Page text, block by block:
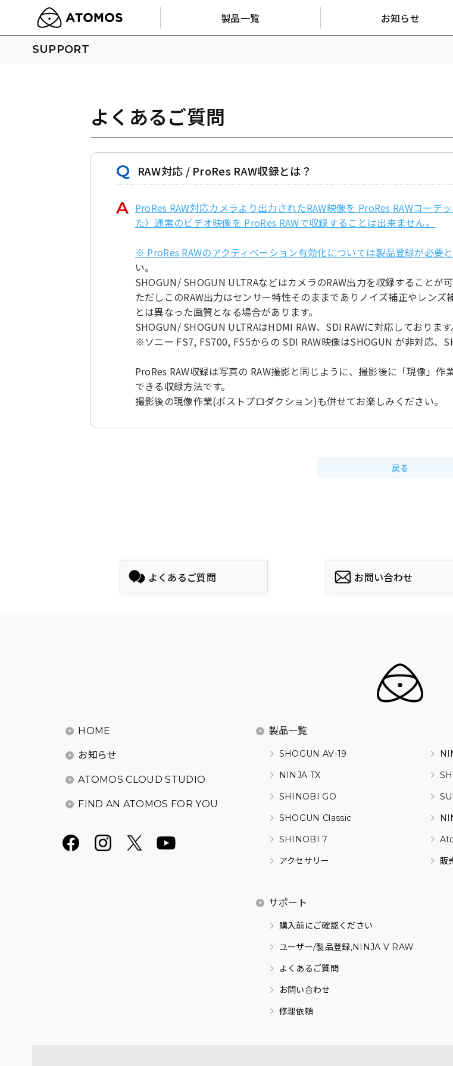
製品一覧 お知らせ
SUPPORT
よくあるご質問
RAW対応 / ProRes RAW収録とは？
ProRes RAW対応カメラより出力されたRAW映像を ProRes RAWコーデ
た）通常のビデオ映像を ProRes RAWで収録することは出来ません。
※ ProRes RAWのアクティベーション有効化については製品登録が必要
い。
SHOGUN/ SHOGUN ULTRAなどはカメラのRAW出力を収録することが可
ただしこのRAW出力はセンサー特性そのままでありノイズ補正やレン
とは異なった画質となる場合があります。
SHOGUN/ SHOGUN ULTRAはHDMI RAW、SDI RAWに対応しております
※ソニー FS7, FS700, FS5からの SDI RAW映像はSHOGUN が非対応、
ProRes RAW収録は写真の RAW撮影と同じように、撮影後に「現像」
できる収録方法です。
撮影後の現像作業(ポストプロダクション)も併せてお楽しみください。
戻る
よくあるご質問 お問い合わせ
HOME
お知らせ
ATOMOS CLOUD STUDIO
FIND AN ATOMOS FOR YOU
製品一覧
SHOGUN AV-19
NINJA TX
SHINOBI GO
SHOGUN Classic
SHINOBI 7
アクセサリー
販
サポート
購入前にご確認ください
ユーザー/製品登録,NINJA V RAW
よくあるご質問
お問い合わせ
修理依頼